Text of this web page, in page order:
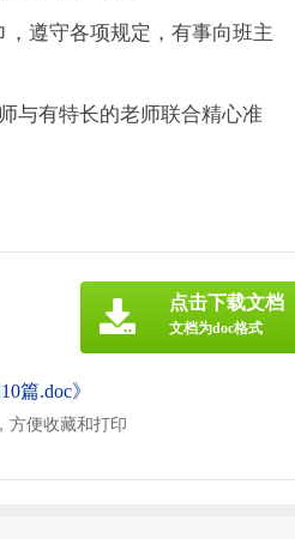
，遵守各项规定，有事向班主
与有特长的老师联合精心准
篇.doc》
方便收藏和打印
点击下载文档
文档为doc格式